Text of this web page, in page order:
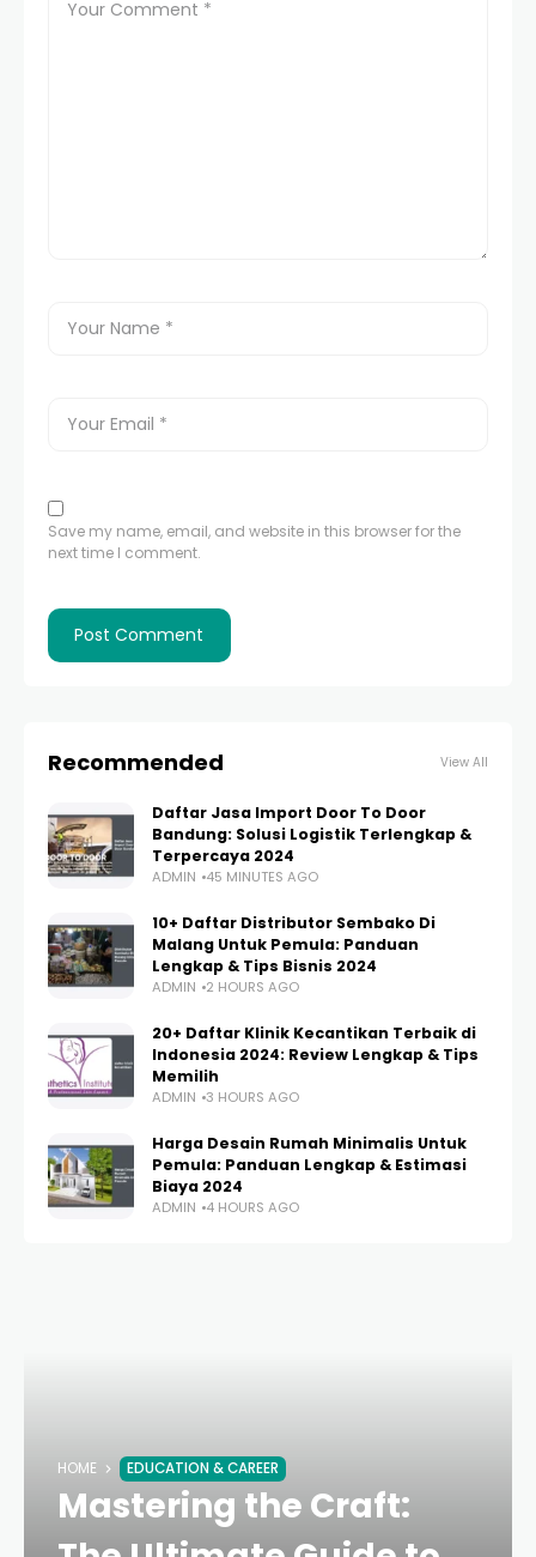
Save my name, email, and website in this browser for the
next time I comment.
Recommended View All
Daftar Jasa Import Door To Door
Bandung: Solusi Logistik Terlengkap &
Terpercaya 2024
ADMIN 45 MINUTES AGO
10+ Daftar Distributor Sembako Di
Malang Untuk Pemula: Panduan
Lengkap & Tips Bisnis 2024
ADMIN 2 HOURS AGO
20+ Daftar Klinik Kecantikan Terbaik di
Indonesia 2024: Review Lengkap & Tips
Memilih
ADMIN 3 HOURS AGO
Harga Desain Rumah Minimalis Untuk
Pemula: Panduan Lengkap & Estimasi
Biaya 2024
ADMIN 4 HOURS AGO
HOME EDUCATION & CAREER
Mastering the Craft: